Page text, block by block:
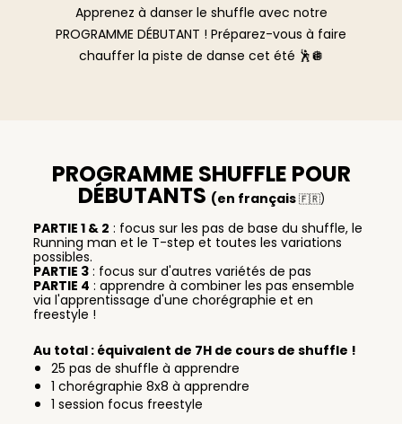
Apprenez à danser le shuffle avec notre
PROGRAMME DÉBUTANT ! Préparez-vous à faire
chauffer la piste de danse cet été 🕺🪩
PROGRAMME SHUFFLE POUR
DÉBUTANTS (en français🇫🇷)
PARTIE 1 & 2 : focus sur les pas de base du shuffle, le
Running man et le T-step et toutes les variations
possibles.
PARTIE 3: focus sur d'autres variétés de pas
PARTIE 4 : apprendre à combiner les pas ensemble
via l'apprentissage d'une chorégraphie et en
freestyle !
Au total : équivalent de 7H de cours de shuffle !
25 pas de shuffle à apprendre
1 chorégraphie 8x8 à apprendre
1 session focus freestyle